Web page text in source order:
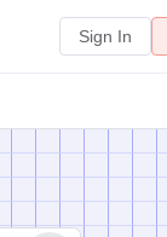
Sign In